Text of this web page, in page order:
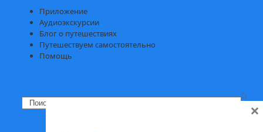
Приложение
Аудиоэкскурсии
Блог о путешествиях
Путешествуем самостоятельно
Помощь
Search ×